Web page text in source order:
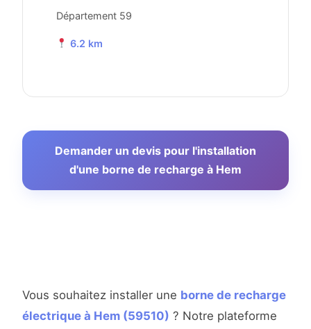
Département 59
6.2 km
Demander un devis pour l'installation
d'une borne de recharge à Hem
Vous souhaitez installer une borne de recharge
électrique à Hem (59510) ? Notre plateforme